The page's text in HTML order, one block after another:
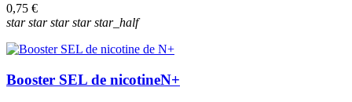
0,75 €
starstarstarstarstar_half
Booster SEL de nicotineN+